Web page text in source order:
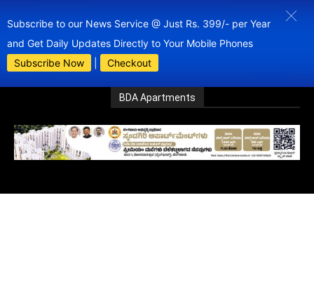
Subscribe to our News Service @ Just Rs. 399/- per Year
and Get Daily Updates Directly to Your Mobile Phones
Subscribe Now
Checkout
BDA Apartments